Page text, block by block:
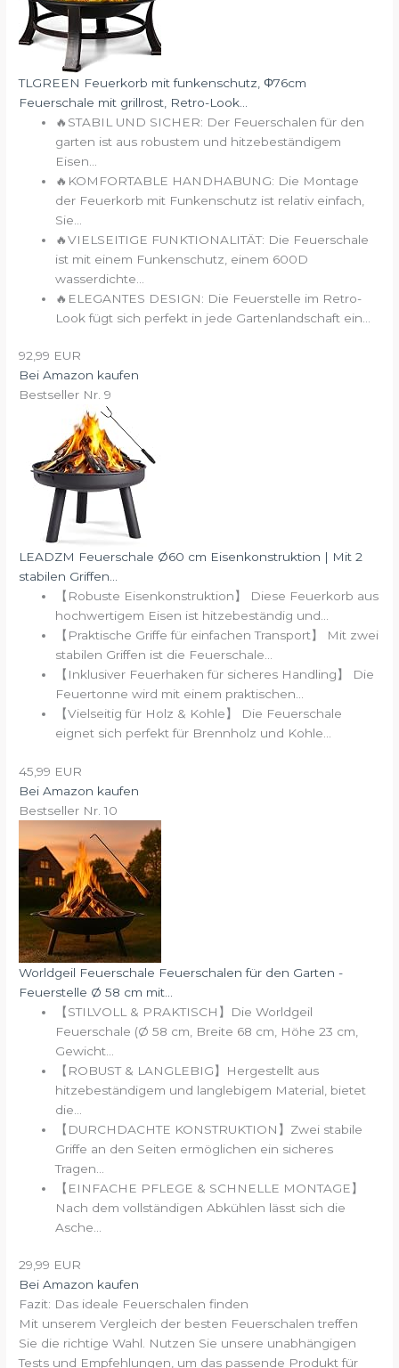
TLGREEN Feuerkorb mit funkenschutz, Φ76cm
Feuerschale mit grillrost, Retro-Look...
🔥STABIL UND SICHER: Der Feuerschalen für den
garten ist aus robustem und hitzebeständigem
Eisen...
🔥KOMFORTABLE HANDHABUNG: Die Montage
der Feuerkorb mit Funkenschutz ist relativ einfach,
Sie...
🔥VIELSEITIGE FUNKTIONALITÄT: Die Feuerschale
ist mit einem Funkenschutz, einem 600D
wasserdichte...
🔥ELEGANTES DESIGN: Die Feuerstelle im Retro-
Look fügt sich perfekt in jede Gartenlandschaft ein...
92,99 EUR
Bei Amazon kaufen
Bestseller Nr. 9
LEADZM Feuerschale Ø60 cm Eisenkonstruktion | Mit 2
stabilen Griffen...
【Robuste Eisenkonstruktion】 Diese Feuerkorb aus
hochwertigem Eisen ist hitzebeständig und...
【Praktische Griffe für einfachen Transport】 Mit zwei
stabilen Griffen ist die Feuerschale...
【Inklusiver Feuerhaken für sicheres Handling】 Die
Feuertonne wird mit einem praktischen...
【Vielseitig für Holz & Kohle】 Die Feuerschale
eignet sich perfekt für Brennholz und Kohle...
45,99 EUR
Bei Amazon kaufen
Bestseller Nr. 10
Worldgeil Feuerschale Feuerschalen für den Garten -
Feuerstelle Ø 58 cm mit...
【STILVOLL & PRAKTISCH】Die Worldgeil
Feuerschale (Ø 58 cm, Breite 68 cm, Höhe 23 cm,
Gewicht...
【ROBUST & LANGLEBIG】Hergestellt aus
hitzebeständigem und langlebigem Material, bietet
die...
【DURCHDACHTE KONSTRUKTION】Zwei stabile
Griffe an den Seiten ermöglichen ein sicheres
Tragen...
【EINFACHE PFLEGE & SCHNELLE MONTAGE】
Nach dem vollständigen Abkühlen lässt sich die
Asche...
29,99 EUR
Bei Amazon kaufen
Fazit: Das ideale Feuerschalen finden
Mit unserem Vergleich der besten Feuerschalen treffen
Sie die richtige Wahl. Nutzen Sie unsere unabhängigen
Tests und Empfehlungen, um das passende Produkt für